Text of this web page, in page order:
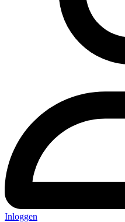
Inloggen